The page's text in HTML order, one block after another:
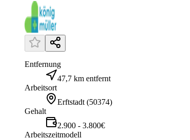
Entfernung
47,7 km entfernt
Arbeitsort
Erftstadt (50374)
Gehalt
2.900 - 3.800€
Arbeitszeitmodell